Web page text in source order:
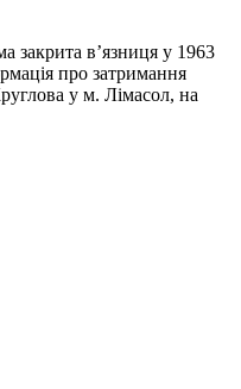
закрита в’язниця у 1963
про затримання
у м. Лімасол, на